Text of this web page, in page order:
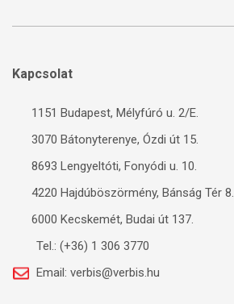
Kapcsolat
1151 Budapest, Mélyfúró u. 2/E.
3070 Bátonyterenye, Ózdi út 15.
8693 Lengyeltóti, Fonyódi u. 10.
4220 Hajdúböszörmény, Bánság Tér 8.
6000 Kecskemét, Budai út 137.
Tel.: (+36) 1 306 3770
Email: verbis@verbis.hu